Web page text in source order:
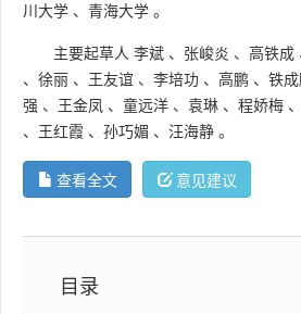
川大学 、 青海大学 。
主要起草人 李斌 、 张峻炎 、 高铁成
、 徐丽 、 王友谊 、 李培功 、 高鹏 、 铁成
强 、 王金凤 、 童远洋 、 袁琳 、 程娇梅 、
、 王红霞 、 孙巧媚 、 汪海静 。
查看全文 意见建议
目录